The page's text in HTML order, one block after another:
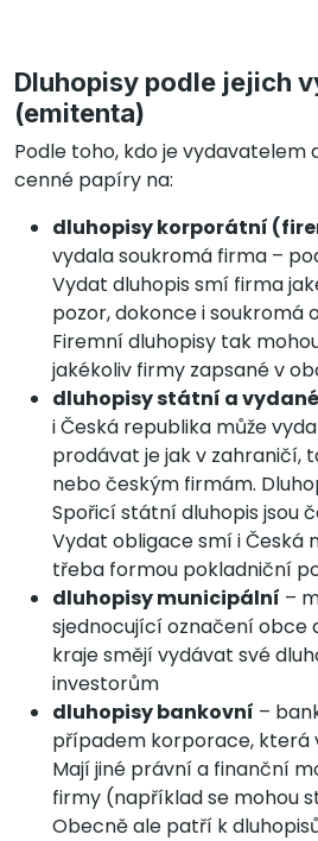
Dluhopisy podle jejich
(emitenta)
Podle toho, kdo je vydavatelem
cenné papíry na:
dluhopisy korporátní
vydala soukromá firma –
Vydat dluhopis smí firma
pozor, dokonce i soukromá
Firemní dluhopisy tak
jakékoliv firmy zapsané v
dluhopisy státní a
i Česká republika může
prodávat je jak v zahraničí,
nebo českým firmám.
Spořicí státní dluhopis jsou
Vydat obligace smí i Česká
třeba formou pokladniční
dluhopisy municipální –
sjednocující označení obce
kraje smějí vydávat své
investorům
dluhopisy bankovní –
případem korporace, která
Mají jiné právní a finanční
firmy (například se mohou
Obecně ale patří k